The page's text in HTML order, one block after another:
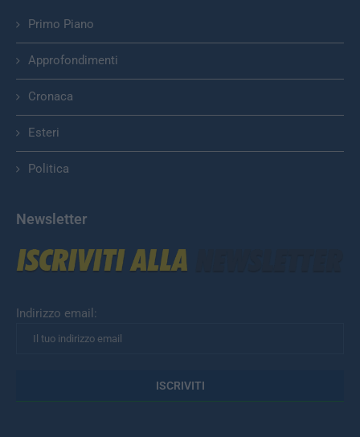
Primo Piano
Approfondimenti
Cronaca
Esteri
Politica
Newsletter
Indirizzo email: